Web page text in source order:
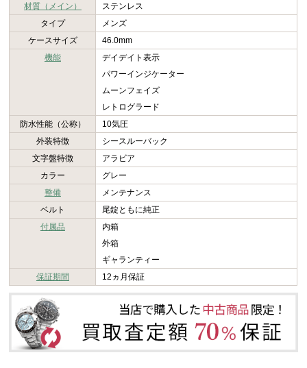
材質（メイン）
ステンレス
タイプ
メンズ
ケースサイズ
46.0mm
機能
デイデイト表示
パワーインジケーター
ムーンフェイズ
レトログラード
防水性能（公称）
10気圧
外装特徴
シースルーバック
文字盤特徴
アラビア
カラー
グレー
整備
メンテナンス
ベルト
尾錠ともに純正
付属品
内箱
外箱
ギャランティー
保証期間
12ヵ月保証